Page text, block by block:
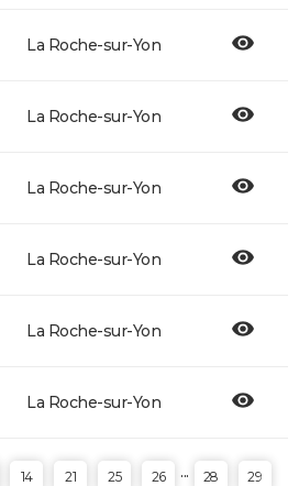
La Roche-sur-Yon
La Roche-sur-Yon
La Roche-sur-Yon
La Roche-sur-Yon
La Roche-sur-Yon
La Roche-sur-Yon
14 21 25 26 ... 28 29